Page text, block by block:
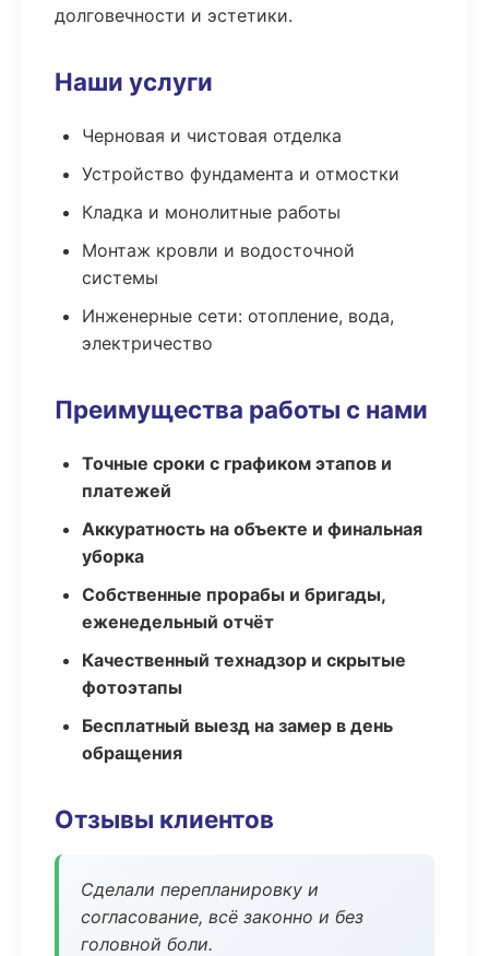
долговечности и эстетики.
Наши услуги
Черновая и чистовая отделка
Устройство фундамента и отмостки
Кладка и монолитные работы
Монтаж кровли и водосточной
системы
Инженерные сети: отопление, вода,
электричество
Преимущества работы с нами
Точные сроки с графиком этапов и
платежей
Аккуратность на объекте и финальная
уборка
Собственные прорабы и бригады,
еженедельный отчёт
Качественный технадзор и скрытые
фотоэтапы
Бесплатный выезд на замер в день
обращения
Отзывы клиентов
Сделали перепланировку и
согласование, всё законно и без
головной боли.